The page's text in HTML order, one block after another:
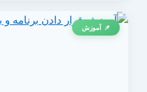
📌 آموزش